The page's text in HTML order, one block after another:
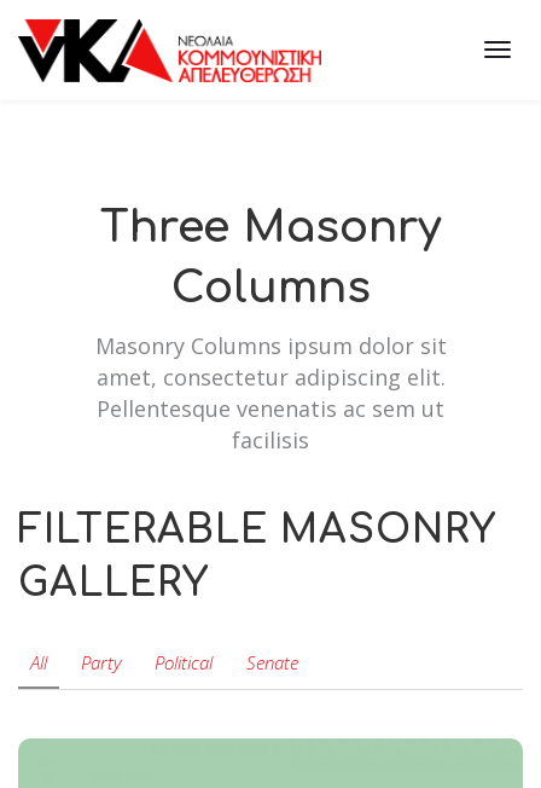
Three Masonry
Columns
Masonry Columns ipsum dolor sit
amet, consectetur adipiscing elit.
Pellentesque venenatis ac sem ut
facilisis
FILTERABLE MASONRY
GALLERY
All Party Political Senate